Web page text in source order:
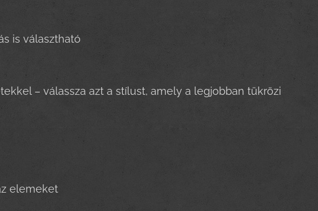
is választható
– válassza azt a stílust, amely a legjobban tükrözi
elemeket